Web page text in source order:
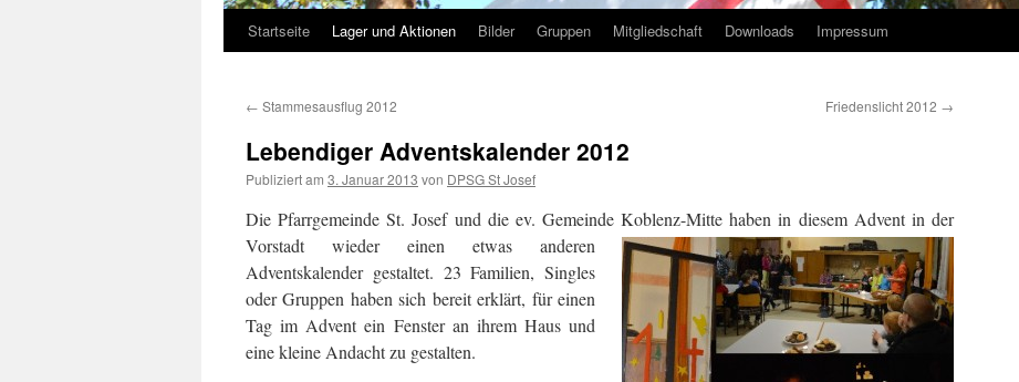
Zum
springen
Startseite Lager und Aktionen Bilder Gruppen Mitgliedschaft Downloads Impressum
← Stammesausflug 2012 Friedenslicht 2012 →
Lebendiger Adventskalender 2012
Publiziert am 3. Januar 2013 von DPSG St Josef
Die Pfarrgemeinde St. Josef und die ev. Gemeinde Koblenz-Mitte haben in diesem Adventin der
Vorstadt wieder einen etwas anderen
Adventskalender gestaltet. 23 Familien, Singles
oder Gruppen haben sich bereit erklärt, für einen
Tag im Advent ein Fenster an ihrem Haus und
eine kleine Andacht zu gestalten.